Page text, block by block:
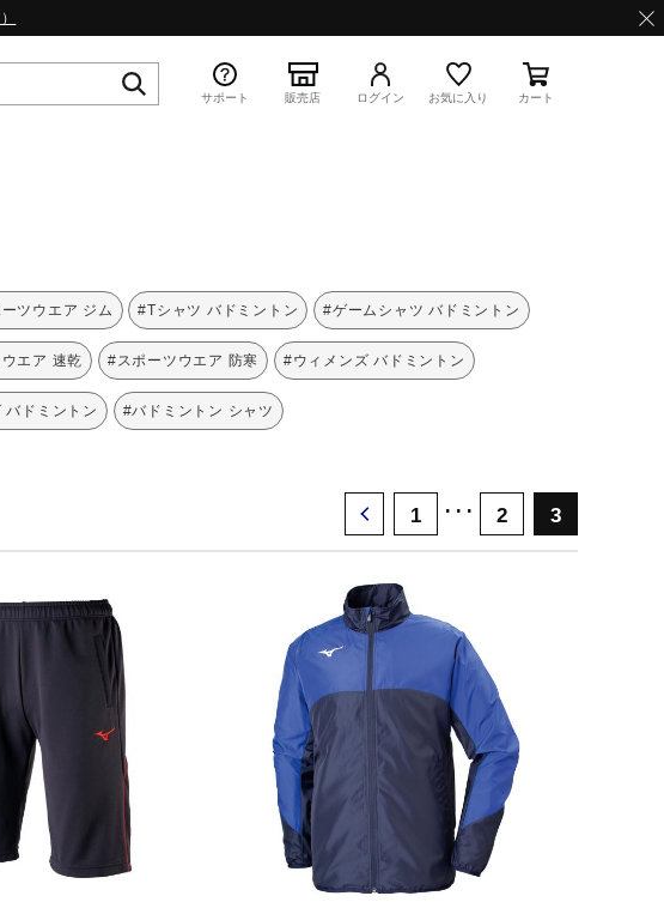
サポート 販売店 ログイン お気に入り カート
ツウエア ジム #Tシャツ バドミントン #ゲームシャツ バドミントン
エア 速乾 #スポーツウエア 防寒 #ウィメンズ バドミントン
バドミントン #バドミントン シャツ
1 ･･･ 2 3